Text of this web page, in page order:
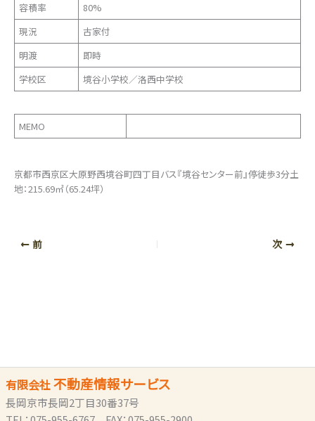
容積率
80%
現況
古家付
明渡
即時
学校区
境谷小学校／洛西中学校
MEMO
京都市西京区大原野西境谷町四丁目バス『境谷センター前』停徒歩3分土
地：215.69㎡（65.24坪）
前 次
有限会社不動産情報サービス
長岡京市長岡2丁目30番37号